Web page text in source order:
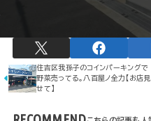
住吉区我孫子のコインパーキングで
野菜売ってる。八百屋ノ全力【お店見
せて】